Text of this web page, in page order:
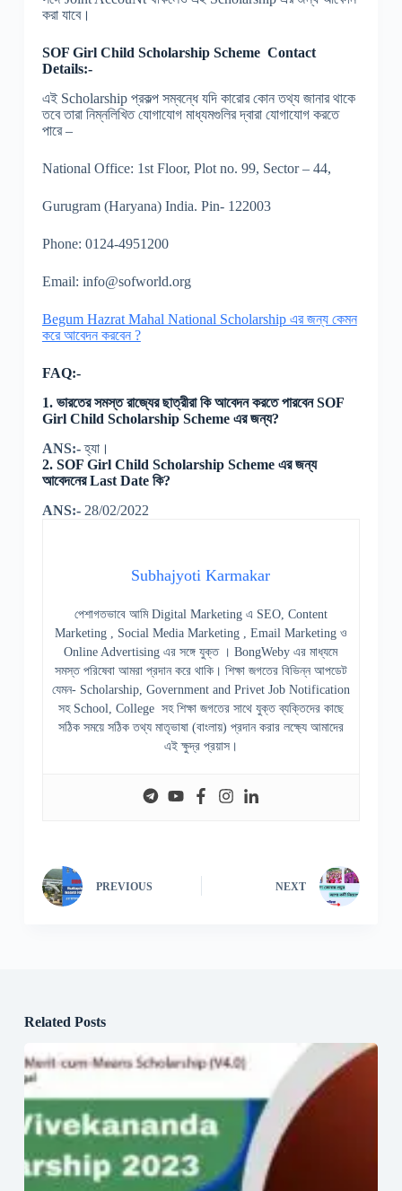
করা যাবে।
SOF Girl Child Scholarship SchemeContact
Details:-
এই Scholarship প্রকল্প সম্বন্ধে যদি কারোর কোন তথ্য জানার থাকে
তবে তারা নিম্নলিখিত যোগাযোগ মাধ্যমগুলির দ্বারা যোগাযোগ করতে
পারে –
National Office: 1st Floor, Plot no. 99, Sector – 44,
Gurugram (Haryana) India. Pin- 122003
Phone: 0124-4951200
Email: info@sofworld.org
Begum Hazrat Mahal National Scholarship এর জন্য কেমন
করে আবেদন করবেন ?
FAQ:-
1. ভারতের সমস্ত রাজ্যের ছাত্রীরা কি আবেদন করতে পারবেন SOF
Girl Child Scholarship Scheme এর জন্য?
ANS:-হ্যা।
2. SOF Girl Child Scholarship Scheme এর জন্য
আবেদনের Last Date কি?
ANS:- 28/02/2022
Subhajyoti Karmakar
পেশাগতভাবে আমি Digital Marketing এ SEO, Content
Marketing , Social Media Marketing , Email Marketing ও
Online Advertising এর সঙ্গে যুক্ত । BongWeby এর মাধ্যমে
সমস্ত পরিষেবা আমরা প্রদান করে থাকি। শিক্ষা জগতের বিভিন্ন আপডেট
যেমন- Scholarship, Government and Privet Job Notification
সহ School, College সহ শিক্ষা জগতের সাথে যুক্ত ব্যক্তিদের কাছে
সঠিক সময়ে সঠিক তথ্য মাতৃভাষা (বাংলায়) প্রদান করার লক্ষ্যে আমাদের
এই ক্ষুদ্র প্রয়াস।
PREVIOUS NEXT
Related Posts